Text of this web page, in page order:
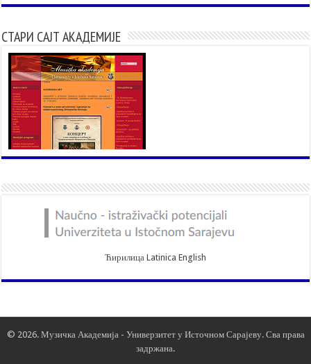
СТАРИ САЈТ АКАДЕМИЈЕ
Ћирилица Latinica English
© 2026. Музичка Академија - Универзитет у Источном Сарајеву. Сва права
задржана.